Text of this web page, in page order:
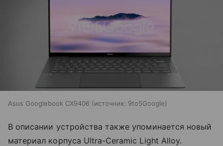
Asus Googlebook CX9406 источник: 9to5Google
В описании устройства также упоминается новый
материал корпуса Ultra-Ceramic Light Alloy.